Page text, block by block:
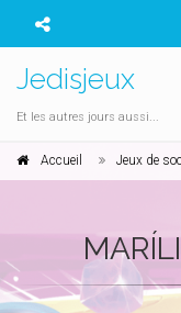
Jedisjeux
Et les autres jours aussi...
Accueil Jeux de